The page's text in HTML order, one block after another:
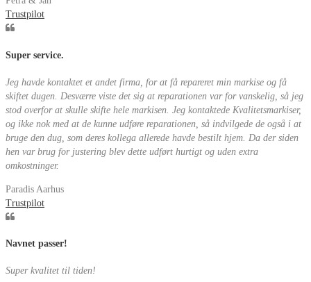
Trustpilot
Super service.
Jeg havde kontaktet et andet firma, for at få repareret min markise og få
skiftet dugen. Desværre viste det sig at reparationen var for vanskelig, så jeg
stod overfor at skulle skifte hele markisen. Jeg kontaktede Kvalitetsmarkiser,
og ikke nok med at de kunne udføre reparationen, så indvilgede de også i at
bruge den dug, som deres kollega allerede havde bestilt hjem. Da der siden
hen var brug for justering blev dette udført hurtigt og uden extra
omkostninger.
Paradis Aarhus
Trustpilot
Navnet passer!
Super kvalitet til tiden!